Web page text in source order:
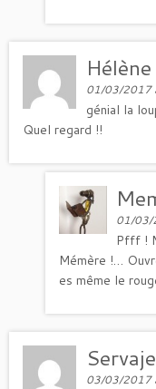
Hélène
01/03/2017
génial la
Quel regard !!
01/03/
Pfff !
Mémère !…
es même le
03/03/2017